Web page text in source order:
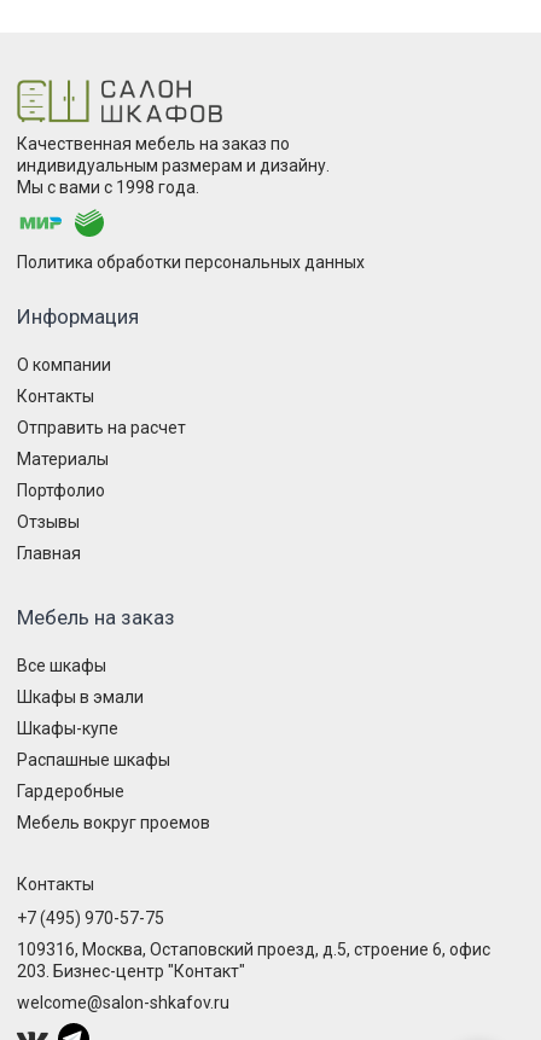
Качественная мебель на заказ по
индивидуальным размерам и дизайну.
Мы с вами с 1998 года.
Политика обработки персональных данных
Информация
О компании
Контакты
Отправить на расчет
Материалы
Портфолио
Отзывы
Главная
Мебель на заказ
Все шкафы
Шкафы в эмали
Шкафы-купе
Распашные шкафы
Гардеробные
Мебель вокруг проемов
Контакты
+7 (495) 970-57-75
109316, Москва, Остаповский проезд, д.5, строение 6, офис
203. Бизнес-центр "Контакт"
welcome@salon-shkafov.ru